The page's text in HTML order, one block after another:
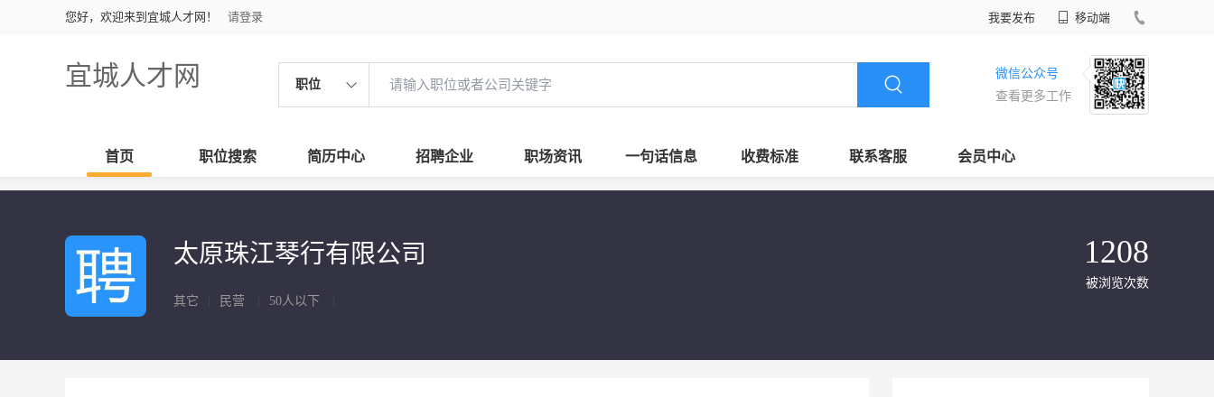
您好，欢迎来到宜城人才网！ 请登录 我要发布 移动端
宜城人才网 职位
微信公众号
查看更多工作
首页 职位搜索 简历中心 招聘企业 职场资讯 一句话信息 收费标准 联系客服 会员中心
太原珠江琴行有限公司
其它 民营 50人以下
1208
被浏览次数